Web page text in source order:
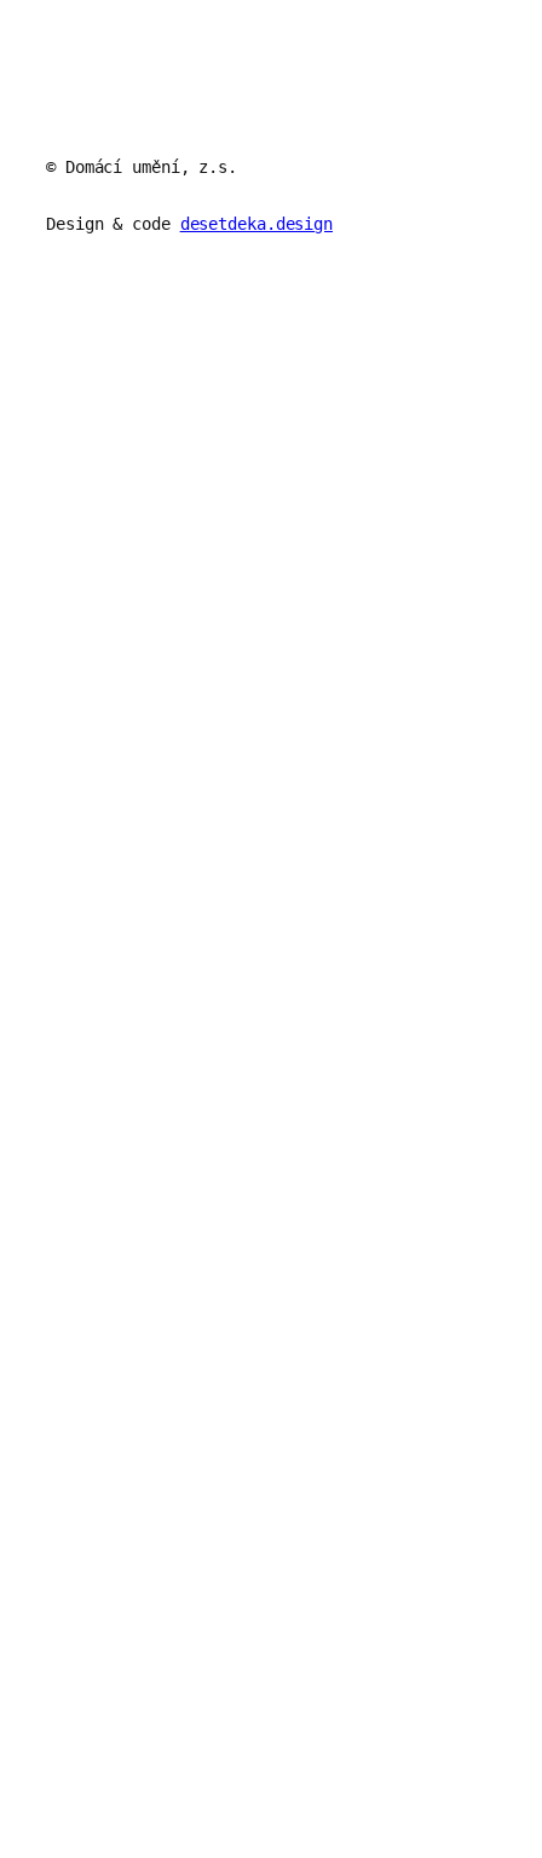
© Domácí umění, z.s.
Design & code desetdeka.design